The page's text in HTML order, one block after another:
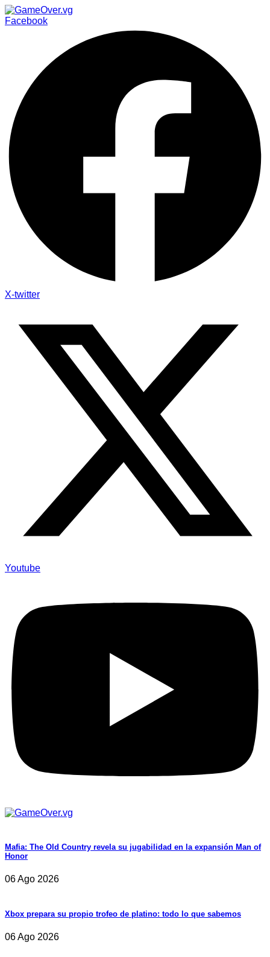
Facebook
X-twitter
Youtube
Mafia: The Old Country revela su jugabilidad en la expansión Man of
Honor
06 Ago 2026
Xbox prepara su propio trofeo de platino: todo lo que sabemos
06 Ago 2026